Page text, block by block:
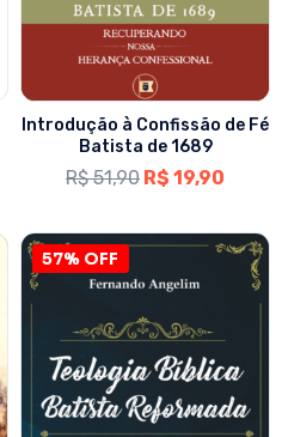
Introdução à Confissão de Fé
Batista de 1689
R$51,90 R$ 19,90
57% OFF